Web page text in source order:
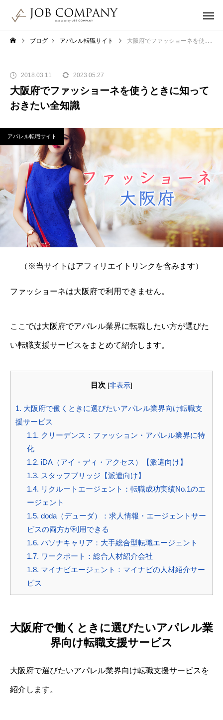
ブログ アパレル転職サイト 大阪府でファッショーネを使うときに知っておきたい全知識
2018.03.11 2023.05.27
大阪府でファッショーネを使うときに知って
おきたい全知識
アパレル転職サイト
（※当サイトはアフィリエイトリンクを含みます）
ファッショーネは大阪府で利用できません。
ここでは大阪府でアパレル業界に転職したい方が選びた
い転職支援サービスをまとめて紹介します。
目次 [非表示]
1. 大阪府で働くときに選びたいアパレル業界向け転職支
援サービス
1.1. クリーデンス：ファッション・アパレル業界に特
化
1.2. iDA（アイ・ディ・アクセス）【派遣向け】
1.3. スタッフブリッジ【派遣向け】
1.4. リクルートエージェント：転職成功実績No.1のエ
ージェント
1.5. doda（デューダ）：求人情報・エージェントサー
ビスの両方が利用できる
1.6. パソナキャリア：大手総合型転職エージェント
1.7. ワークポート：総合人材紹介会社
1.8. マイナビエージェント：マイナビの人材紹介サー
ビス
大阪府で働くときに選びたいアパレル業
界向け転職支援サービス
大阪府で選びたいアパレル業界向け転職支援サービスを
紹介します。